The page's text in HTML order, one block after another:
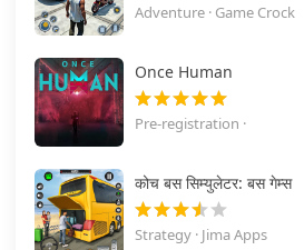
Adventure · Game Crock
Once Human
Pre-registration ·
कोच बस सिम्युलेटर: बस गेम्स
Strategy · Jima Apps